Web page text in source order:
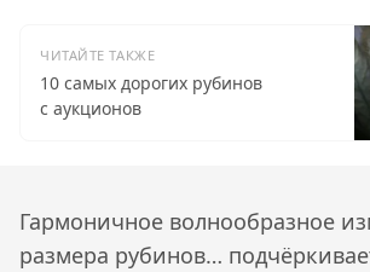
ЧИТАЙТЕ ТАКЖЕ
10 самых дорогих рубинов
с аукционов
Гармоничное волнообразное
размера рубинов…